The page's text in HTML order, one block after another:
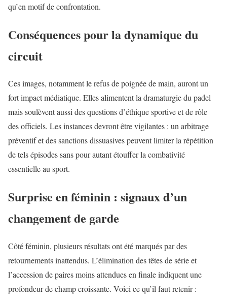
qu’en motif de confrontation.
Conséquences pour la dynamique du
circuit
Ces images, notamment le refus de poignée de main, auront un
fort impact médiatique. Elles alimentent la dramaturgie du padel
mais soulèvent aussi des questions d’éthique sportive et de rôle
des officiels. Les instances devront être vigilantes : un arbitrage
préventif et des sanctions dissuasives peuvent limiter la répétition
de tels épisodes sans pour autant étouffer la combativité
essentielle au sport.
Surprise en féminin : signaux d’un
changement de garde
Côté féminin, plusieurs résultats ont été marqués par des
retournements inattendus. L’élimination des têtes de série et
l’accession de paires moins attendues en finale indiquent une
profondeur de champ croissante. Voici ce qu’il faut retenir :